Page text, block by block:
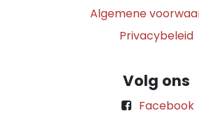
Algemene
Privacybeleid
Volg ons
Facebook